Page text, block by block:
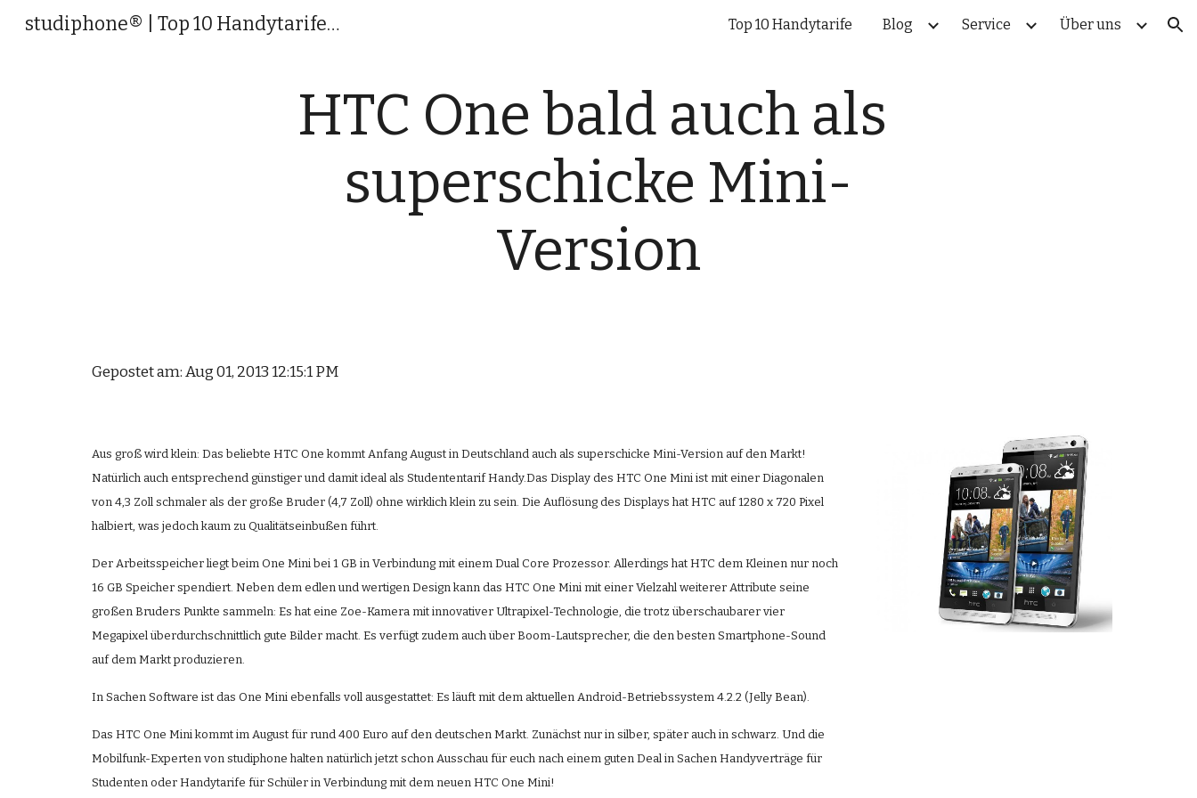
Skip to navigation
studiphone® | Top 10 Handytarife für Studenten & junge Leute Top 10 Handytarife Blog Service Über uns
HTC One bald auch als
superschicke Mini-
Version
Gepostet am: Aug 01, 2013 12:15:1 PM
Aus groß wird klein: Das beliebte HTC One kommt Anfang August in Deutschland auch als superschicke Mini-Version auf den Markt!
Natürlich auch entsprechend günstiger und damit ideal als Studententarif Handy.Das Display des HTC One Mini ist mit einer Diagonalen
von 4,3 Zoll schmaler als der große Bruder (4,7 Zoll) ohne wirklich klein zu sein. Die Auflösung des Displays hat HTC auf 1280 x 720 Pixel
halbiert, was jedoch kaum zu Qualitätseinbußen führt.
Der Arbeitsspeicher liegt beim One Mini bei 1 GB in Verbindung mit einem Dual Core Prozessor. Allerdings hat HTC dem Kleinen nur noch
16 GB Speicher spendiert. Neben dem edlen und wertigen Design kann das HTC One Mini mit einer Vielzahl weiterer Attribute seine
großen Bruders Punkte sammeln: Es hat eine Zoe-Kamera mit innovativer Ultrapixel-Technologie, die trotz überschaubarer vier
Megapixel überdurchschnittlich gute Bilder macht. Es verfügt zudem auch über Boom-Lautsprecher, die den besten Smartphone-Sound
auf dem Markt produzieren.
In Sachen Software ist das One Mini ebenfalls voll ausgestattet: Es läuft mit dem aktuellen Android-Betriebssystem 4.2.2 (Jelly Bean).
Das HTC One Mini kommt im August für rund 400 Euro auf den deutschen Markt. Zunächst nur in silber, später auch in schwarz. Und die
Mobilfunk-Experten von studiphone halten natürlich jetzt schon Ausschau für euch nach einem guten Deal in Sachen Handyverträge für
Studenten oder Handytarife für Schüler in Verbindung mit dem neuen HTC One Mini!